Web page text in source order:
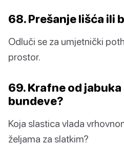
68. Prešanje lišća ili
Odluči se za umjetnički
prostor.
69. Krafne od
bundeve?
Koja slastica vlada
željama za slatkim?